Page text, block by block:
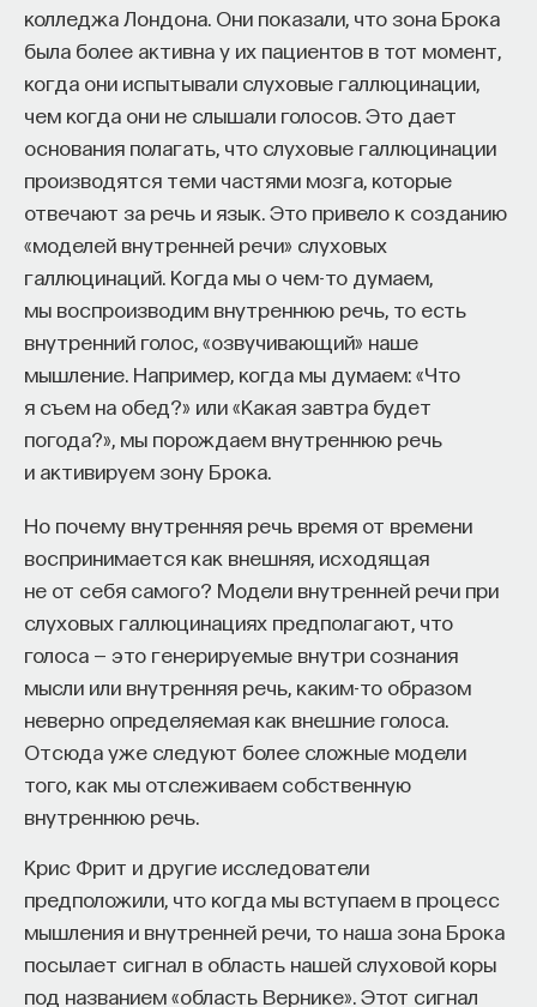
колледжа Лондона. Они показали, что зона Брока
была более активна у их пациентов в тот момент,
когда они испытывали слуховые галлюцинации,
чем когда они не слышали голосов. Это дает
основания полагать, что слуховые галлюцинации
производятся теми частями мозга, которые
отвечают за речь и язык. Это привело к созданию
«моделей внутренней речи» слуховых
галлюцинаций. Когда мы о чем-то думаем,
мы воспроизводим внутреннюю речь, то есть
внутренний голос, «озвучивающий» наше
мышление. Например, когда мы думаем: «Что
я съем на обед?» или «Какая завтра будет
погода?», мы порождаем внутреннюю речь
и активируем зону Брока.
Но почему внутренняя речь время от времени
воспринимается как внешняя, исходящая
не от себя самого? Модели внутренней речи при
слуховых галлюцинациях предполагают, что
голоса — это генерируемые внутри сознания
мысли или внутренняя речь, каким-то образом
неверно определяемая как внешние голоса.
Отсюда уже следуют более сложные модели
того, как мы отслеживаем собственную
внутреннюю речь.
Крис Фрит и другие исследователи
предположили, что когда мы вступаем в процесс
мышления и внутренней речи, то наша зона Брока
посылает сигнал в область нашей слуховой коры
под названием «область Вернике». Этот сигнал
мыслящего, сложно устроенного человека.
Но здесь возникает и другой, гораздо более
трудный вопрос: кто вообще формирует
целеполагание университета и кто задает тот
смысл, на который он работает? Мне кажется,
университет способен быть субъектом —
не просто выполнять внешний заказ,
а самостоятельно выбирать, на какое будущее
он работает. У него должна быть собственная
позиция: сначала определить, какое будущее
он хочет создавать, а затем разворачивать это
в своей деятельности. Когда университет
работает только под заказ, он занимает совсем
другую роль. У классического университета есть
редкая возможность — мыслить на длинной
как будет мыслить элита, как будет устроена
экономика и как в целом будет разворачиваться
общество».
Знание нельзя просто передать
«Сама проблема гораздо старше, чем может
показаться. Если преподаватель выдает задание,
студент перепоручает его нейросети, а потом
просто приносит готовый текст, это лишь делает
Но и привычная университетская схема, в которой
преподаватель что-то рассказал, студент что-то
записал, а затем попытался пересказать это
наизусть, тоже почти не оставляет места для